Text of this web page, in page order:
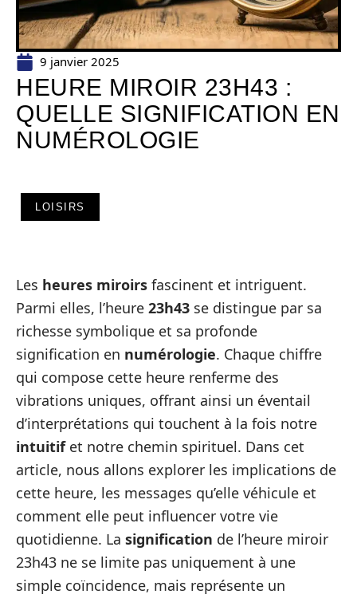
9 janvier 2025
HEURE MIROIR 23H43 :
QUELLE SIGNIFICATION EN
NUMÉROLOGIE
LOISIRS
Les heures miroirs fascinent et intriguent.
Parmi elles, l’heure 23h43 se distingue par sa
richesse symbolique et sa profonde
signification en numérologie. Chaque chiffre
qui compose cette heure renferme des
vibrations uniques, offrant ainsi un éventail
d’interprétations qui touchent à la fois notre
intuitifet notre chemin spirituel. Dans cet
article, nous allons explorer les implications de
cette heure, les messages qu’elle véhicule et
comment elle peut influencer votre vie
quotidienne. La signification de l’heure miroir
23h43 ne se limite pas uniquement à une
simple coïncidence, mais représente un